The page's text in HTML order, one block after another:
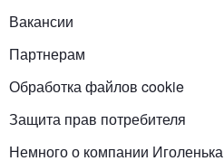
Вакансии
Партнерам
Обработка файлов cookie
Защита прав потребителя
Немного о компании Иголенька